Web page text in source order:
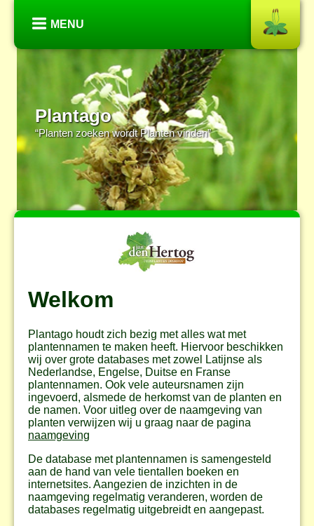
MENU
Plantago
“Planten zoeken wordt Planten vinden”
Welkom
Plantago houdt zich bezig met alles wat met
plantennamen te maken heeft. Hiervoor beschikken
wij over grote databases met zowel Latijnse als
Nederlandse, Engelse, Duitse en Franse
plantennamen. Ook vele auteursnamen zijn
ingevoerd, alsmede de herkomst van de planten en
de namen. Voor uitleg over de naamgeving van
planten verwijzen wij u graag naar de pagina
naamgeving
De database met plantennamen is samengesteld
aan de hand van vele tientallen boeken en
internetsites. Aangezien de inzichten in de
naamgeving regelmatig veranderen, worden de
databases regelmatig uitgebreidt en aangepast.